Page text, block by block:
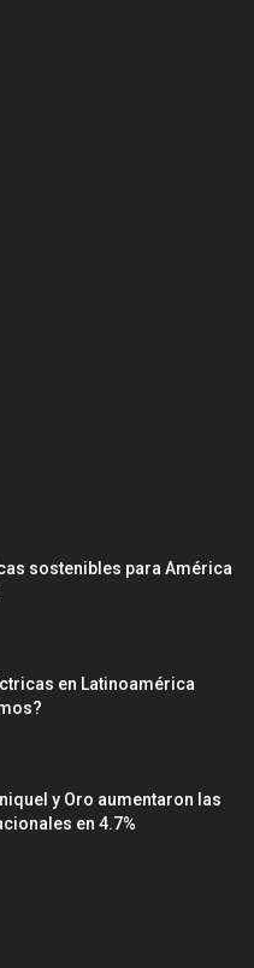
sostenibles para América
en Latinoamérica
y Oro aumentaron las
en 4.7%